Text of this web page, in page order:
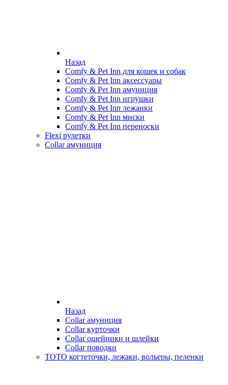
Назад
Comfy & Pet Inn для кошек и собак
Comfy & Pet Inn аксессуары
Comfy & Pet Inn амуниция
Comfy & Pet Inn игрушки
Comfy & Pet Inn лежанки
Comfy & Pet Inn миски
Comfy & Pet Inn переноски
Flexi рулетки
Collar амуниция
Назад
Collar амуниция
Collar курточки
Collar ошейники и шлейки
Collar поводки
ТОТО когтеточки, лежаки, вольеры, пеленки